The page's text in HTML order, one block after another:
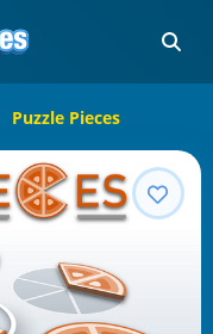
Puzzle Pieces